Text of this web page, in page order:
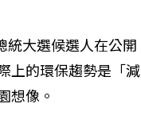
統大選候選人在公開
上的環保趨勢是「減
想像。